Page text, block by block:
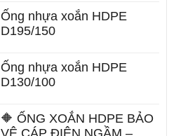
Ống nhựa xoắn HDPE
D195/150
Ống nhựa xoắn HDPE
D130/100
🔶 ỐNG XOẮN HDPE BẢO
VỆ CÁP ĐIỆN NGẦM –